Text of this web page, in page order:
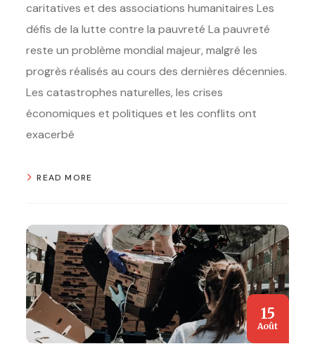
caritatives et des associations humanitaires Les
défis de la lutte contre la pauvreté La pauvreté
reste un problème mondial majeur, malgré les
progrès réalisés au cours des dernières décennies.
Les catastrophes naturelles, les crises
économiques et politiques et les conflits ont
exacerbé
READ MORE
15
Août